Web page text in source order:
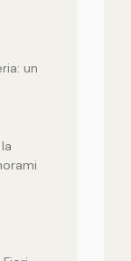
un